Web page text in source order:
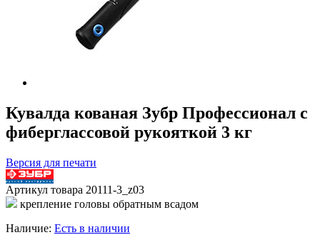
Кувалда кованая Зубр Профессионал с
фиберглассовой рукояткой 3 кг
Версия для печати
Артикул товара 20111-3_z03
крепление головы обратным всадом
Наличие: Есть в наличии